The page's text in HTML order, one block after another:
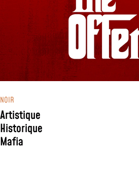
NOIR
Artistique
Historique
Mafia